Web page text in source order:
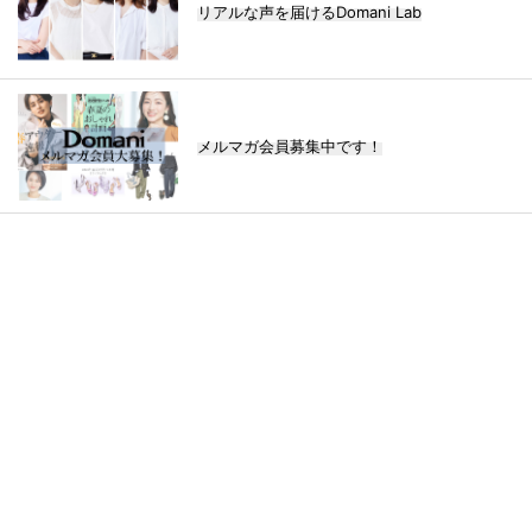
リアルな声を届けるDomani Lab
メルマガ会員募集中です！